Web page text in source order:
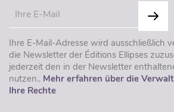
Ihre E-Mail-Adresse wird ausschließlich
die Newsletter der Éditions Ellipses
jederzeit den in der Newsletter
nutzen.. Mehr erfahren über die
Ihre Rechte